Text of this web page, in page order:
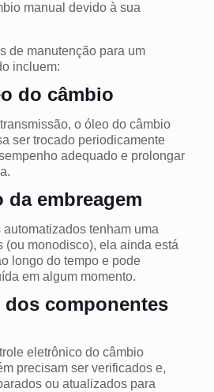
manual devido à sua
de manutenção para um
incluem:
do câmbio
o óleo do câmbio
ser trocado periodicamente
adequado e prolongar
embreagem
tenham uma
(ou monodisco), ela ainda está
longo do tempo e pode
em algum momento.
dos componentes
eletrônico do câmbio
precisam ser verificados e,
ou atualizados para